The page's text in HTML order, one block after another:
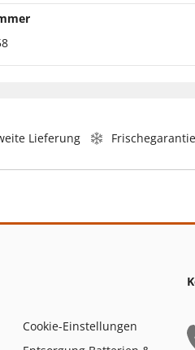
Lieferung Frischegarantie
Cookie-Einstellungen